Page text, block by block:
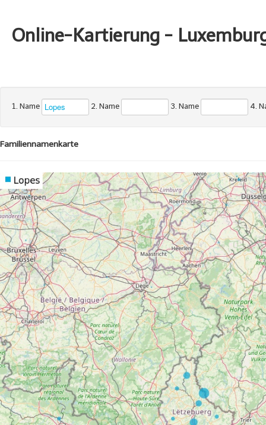
Online-Kartierung -
1. Name 2. Name 3. Name 4.
Familiennamenkarte